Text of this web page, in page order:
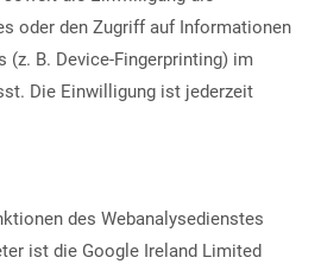
oder den Zugriff auf Informationen
(z. B. Device-Fingerprinting) im
Die Einwilligung ist jederzeit
des Webanalysedienstes
ist die Google Ireland Limited